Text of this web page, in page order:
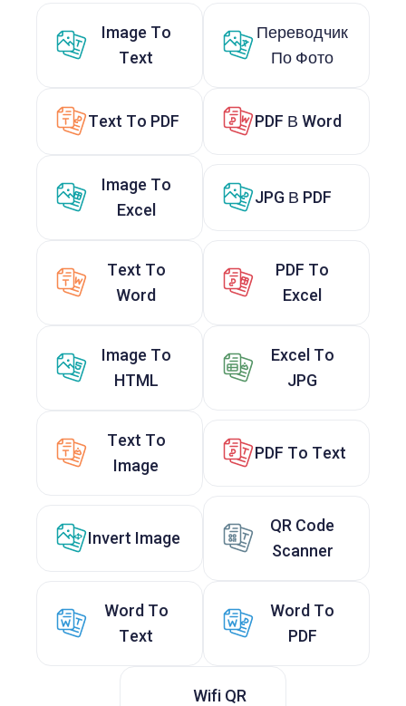
Image To
Text
Переводчик
По Фото
Text To PDF PDF В Word
Image To
Excel
JPG В PDF
Text To
Word
PDF To
Excel
Image To
HTML
Excel To
JPG
Text To
Image
PDF To Text
Invert Image
QR Code
Scanner
Word To
Text
Word To
PDF
Wifi QR